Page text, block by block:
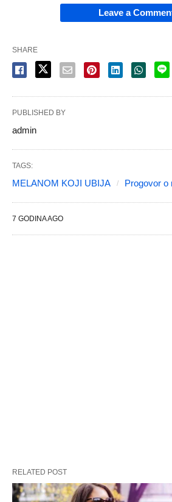
Leave a
SHARE
PUBLISHED BY
admin
TAGS:
MELANOM KOJI UBIJA Progovor o
7 GODINA AGO
RELATED POST